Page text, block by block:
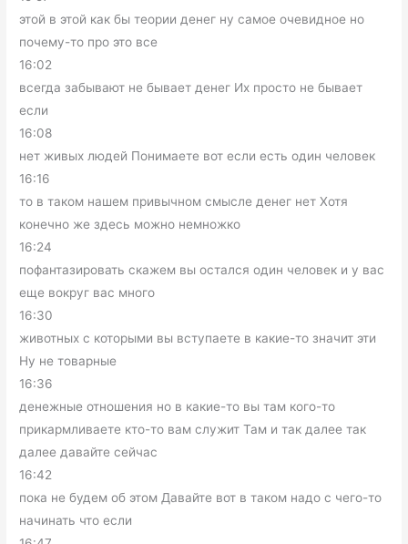
этой в этой как бы теории денег ну самое очевидное но
почему-то про это все
16:02
всегда забывают не бывает денег Их просто не бывает
если
16:08
нет живых людей Понимаете вот если есть один человек
16:16
то в таком нашем привычном смысле денег нет Хотя
конечно же здесь можно немножко
16:24
пофантазировать скажем вы остался один человек и у вас
еще вокруг вас много
16:30
животных с которыми вы вступаете в какие-то значит эти
Ну не товарные
16:36
денежные отношения но в какие-то вы там кого-то
прикармливаете кто-то вам служит Там и так далее так
далее давайте сейчас
16:42
пока не будем об этом Давайте вот в таком надо с чего-то
начинать что если